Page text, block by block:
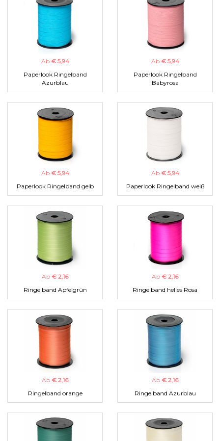
Ab € 5,94
Paperlook Ringelband
Azurblau
Ab € 5,94
Paperlook Ringelband
Babyrosa
Ab € 5,94
Paperlook Ringelband gelb
Ab € 5,94
Paperlook Ringelband weiß
Ab € 2,16
Ringelband Apfelgrün
Ab € 2,16
Ringelband helles Rosa
Ab € 2,16
Ringelband orange
Ab € 2,16
Ringelband Azurblau